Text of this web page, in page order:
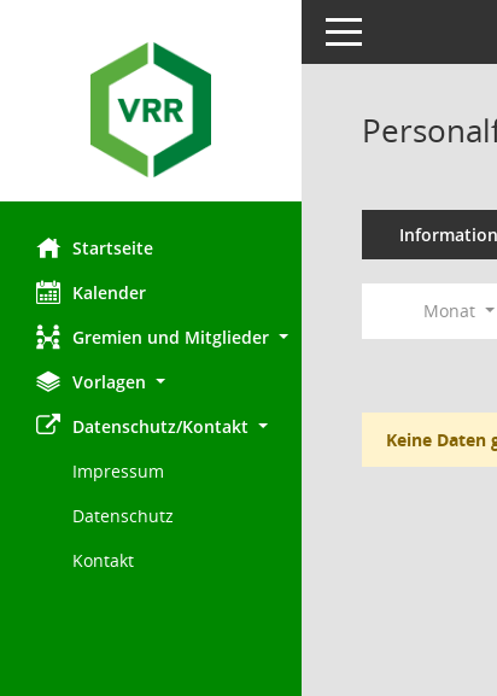
Startseite
Kalender
Gremien und Mitglieder
Vorlagen
Datenschutz/Kontakt
Impressum
Datenschutz
Kontakt
Toggle navigation
Monat
Keine Daten